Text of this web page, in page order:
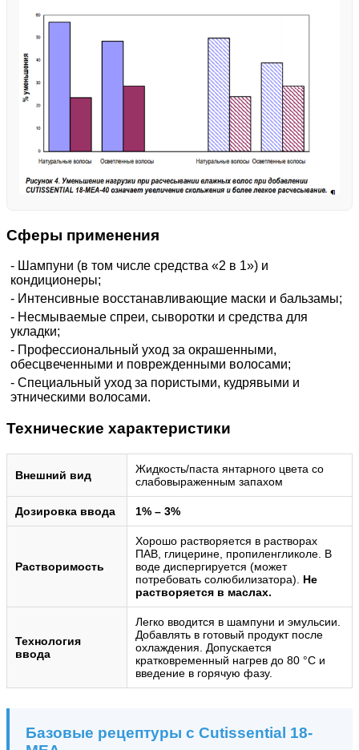
Сферы применения
- Шампуни (в том числе средства «2 в 1») и
кондиционеры;
- Интенсивные восстанавливающие маски и бальзамы;
- Несмываемые спреи, сыворотки и средства для
укладки;
- Профессиональный уход за окрашенными,
обесцвеченными и поврежденными волосами;
- Специальный уход за пористыми, кудрявыми и
этническими волосами.
Технические характеристики
Внешний вид
Жидкость/паста янтарного цвета со
слабовыраженным запахом
Дозировка ввода 1% – 3%
Растворимость
Хорошо растворяется в растворах
ПАВ, глицерине, пропиленгликоле. В
воде диспергируется (может
потребовать солюбилизатора). Не
растворяется в маслах.
Технология
ввода
Легко вводится в шампуни и эмульсии.
Добавлять в готовый продукт после
охлаждения. Допускается
кратковременный нагрев до 80 °C и
введение в горячую фазу.
Базовые рецептуры с Cutissential 18-